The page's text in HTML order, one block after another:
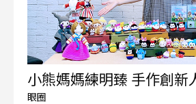
小熊媽媽練明臻 手作創新
眼圈